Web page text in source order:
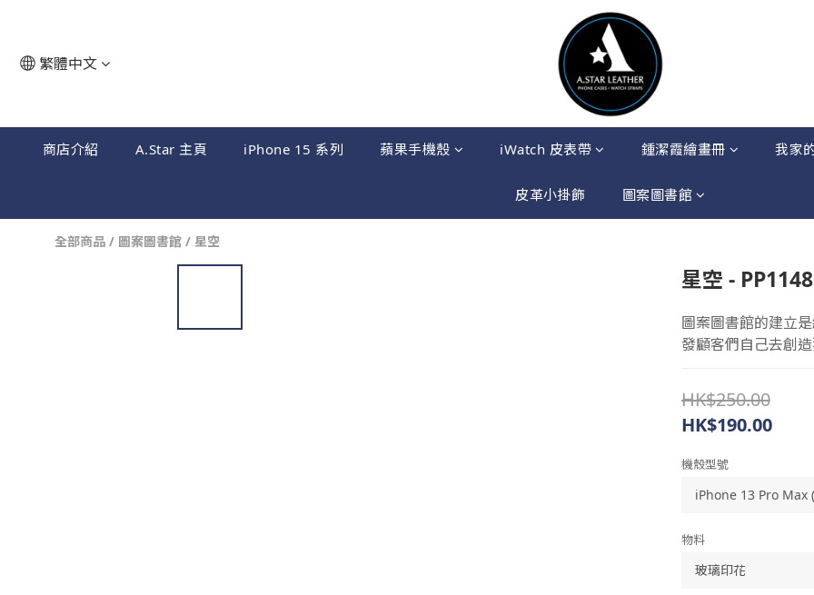
繁體中文
商店介紹 A.Star 主頁 iPhone 15 系列 蘋果手機殼 iWatch 皮表帶 鍾潔霞繪畫冊 我家
皮革小掛飾 圖案圖書館
全部商品 / 圖案圖書館 / 星空
星空 - PP1148
圖案圖書館的建立
發顧客們自己去創
HK$250.00
HK$190.00
機殼型號
物料